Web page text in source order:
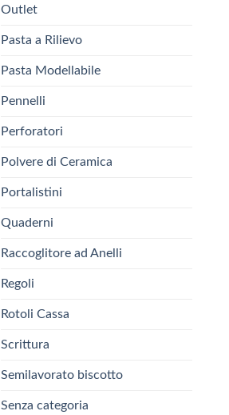
Outlet
Pasta a Rilievo
Pasta Modellabile
Pennelli
Perforatori
Polvere di Ceramica
Portalistini
Quaderni
Raccoglitore ad Anelli
Regoli
Rotoli Cassa
Scrittura
Semilavorato biscotto
Senza categoria